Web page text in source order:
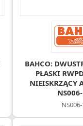
BAHCO:
PŁASKI
NIEISKRZĄCY